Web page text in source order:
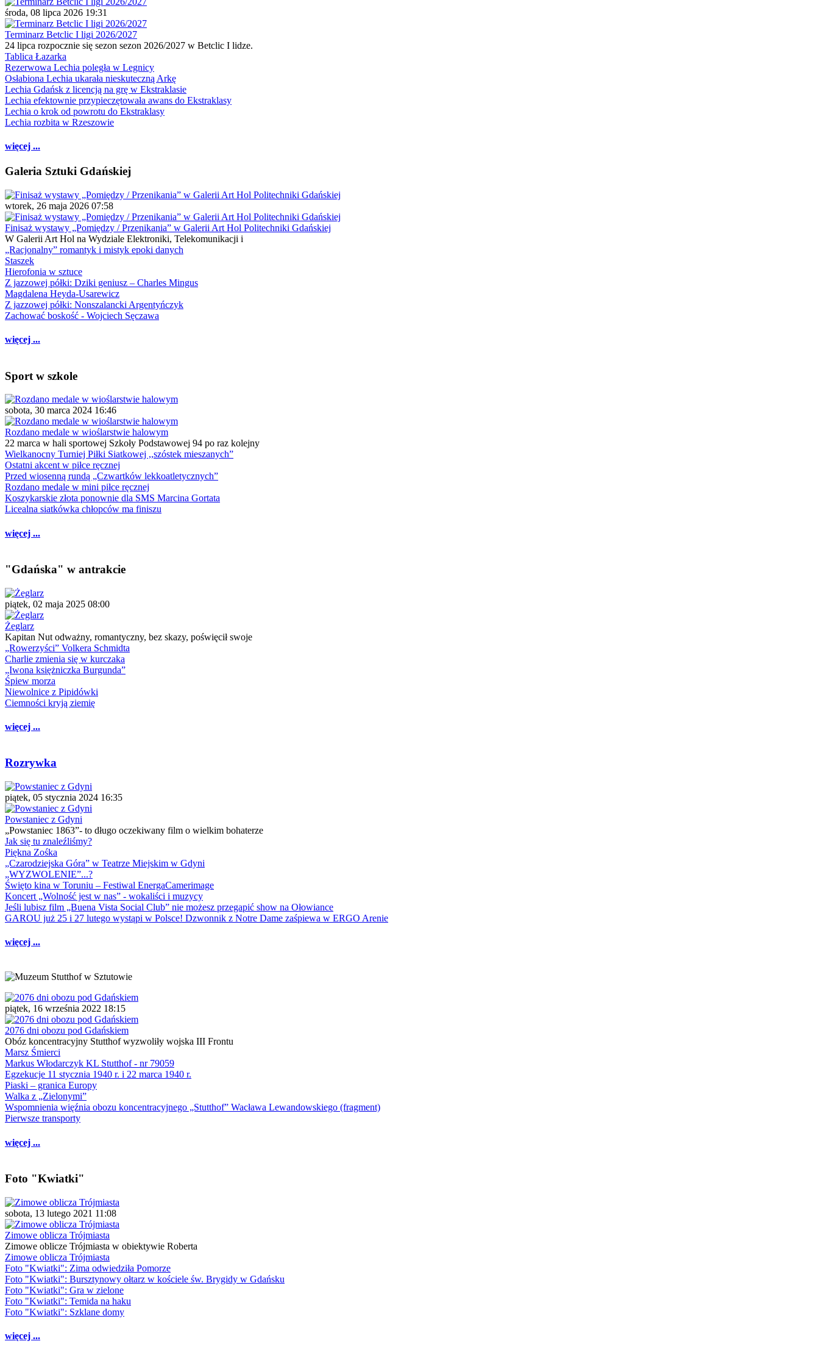
środa, 08 lipca 2026 19:31
Terminarz Betclic I ligi 2026/2027
24 lipca rozpocznie się sezon sezon 2026/2027 w Betclic I lidze.
Tablica Łazarka
Rezerwowa Lechia poległa w Legnicy
Osłabiona Lechia ukarała nieskuteczną Arkę
Lechia Gdańsk z licencją na grę w Ekstraklasie
Lechia efektownie przypieczętowała awans do Ekstraklasy
Lechia o krok od powrotu do Ekstraklasy
Lechia rozbita w Rzeszowie
więcej ...
Galeria Sztuki Gdańskiej
wtorek, 26 maja 2026 07:58
Finisaż wystawy „Pomiędzy / Przenikania” w Galerii Art Hol Politechniki Gdańskiej
W Galerii Art Hol na Wydziale Elektroniki, Telekomunikacji i
„Racjonalny” romantyk i mistyk epoki danych
Staszek
Hierofonia w sztuce
Z jazzowej półki: Dziki geniusz – Charles Mingus
Magdalena Heyda-Usarewicz
Z jazzowej półki: Nonszalancki Argentyńczyk
Zachować boskość - Wojciech Sęczawa
więcej ...
Sport w szkole
sobota, 30 marca 2024 16:46
Rozdano medale w wioślarstwie halowym
22 marca w hali sportowej Szkoły Podstawowej 94 po raz kolejny
Wielkanocny Turniej Piłki Siatkowej ,,szóstek mieszanych”
Ostatni akcent w piłce ręcznej
Przed wiosenną rundą „Czwartków lekkoatletycznych”
Rozdano medale w mini piłce ręcznej
Koszykarskie złota ponownie dla SMS Marcina Gortata
Licealna siatkówka chłopców ma finiszu
więcej ...
"Gdańska" w antrakcie
piątek, 02 maja 2025 08:00
Żeglarz
Kapitan Nut odważny, romantyczny, bez skazy, poświęcił swoje
„Rowerzyści” Volkera Schmidta
Charlie zmienia się w kurczaka
„Iwona księżniczka Burgunda”
Śpiew morza
Niewolnice z Pipidówki
Ciemności kryją ziemię
więcej ...
Rozrywka
piątek, 05 stycznia 2024 16:35
Powstaniec z Gdyni
„Powstaniec 1863”- to długo oczekiwany film o wielkim bohaterze
Jak się tu znaleźliśmy?
Piękna Zośka
„Czarodziejska Góra” w Teatrze Miejskim w Gdyni
„WYZWOLENIE”...?
Święto kina w Toruniu – Festiwal EnergaCamerimage
Koncert „Wolność jest w nas” - wokaliści i muzycy
Jeśli lubisz film „Buena Vista Social Club” nie możesz przegapić show na Ołowiance
GAROU już 25 i 27 lutego wystąpi w Polsce! Dzwonnik z Notre Dame zaśpiewa w ERGO Arenie
więcej ...
piątek, 16 września 2022 18:15
2076 dni obozu pod Gdańskiem
Obóz koncentracyjny Stutthof wyzwoliły wojska III Frontu
Marsz Śmierci
Markus Włodarczyk KL Stutthof - nr 79059
Egzekucje 11 stycznia 1940 r. i 22 marca 1940 r.
Piaski – granica Europy
Walka z „Zielonymi”
Wspomnienia więźnia obozu koncentracyjnego „Stutthof” Wacława Lewandowskiego (fragment)
Pierwsze transporty
więcej ...
Foto "Kwiatki"
sobota, 13 lutego 2021 11:08
Zimowe oblicza Trójmiasta
Zimowe oblicze Trójmiasta w obiektywie Roberta
Zimowe oblicza Trójmiasta
Foto "Kwiatki": Zima odwiedziła Pomorze
Foto "Kwiatki": Bursztynowy ołtarz w kościele św. Brygidy w Gdańsku
Foto "Kwiatki": Gra w zielone
Foto "Kwiatki": Temida na haku
Foto "Kwiatki": Szklane domy
więcej ...